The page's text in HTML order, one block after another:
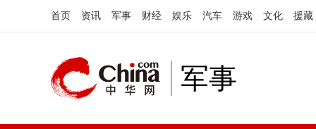
首页 资讯 军事 财经 娱乐 汽车 游戏 文化 援藏
军事